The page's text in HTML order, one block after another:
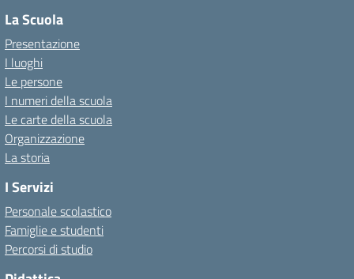
La Scuola
Presentazione
I luoghi
Le persone
I numeri della scuola
Le carte della scuola
Organizzazione
La storia
I Servizi
Personale scolastico
Famiglie e studenti
Percorsi di studio